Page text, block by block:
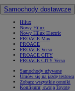
Samochody dostawcze
Hilux
Nowy Hilux
Nowy Hilux Electric
PROACE Max
PROACE
PROACE Verso
PROACE CITY
PROACE CITY Verso
Samochody używane
Umów się na jazdę testową
Zobacz wszystkie cenniki
Konfiguruj swoją Toyotę